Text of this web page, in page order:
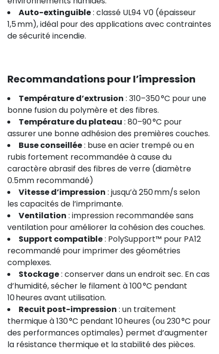
Auto-extinguible: classé UL94 V0 (épaisseur
1,5 mm), idéal pour des applications avec contraintes
de sécurité incendie.
Recommandations pour l’impression
Température d’extrusion : 310–350 °C pour une
bonne fusion du polymère et des fibres.
Température du plateau : 80–90 °C pour
assurer une bonne adhésion des premières couches.
Buse conseillée: buse en acier trempé ou en
rubis fortement recommandée à cause du
caractère abrasif des fibres de verre (diamètre
0.5mm recommandé)
Vitesse d’impression : jusqu’à 250 mm/s selon
les capacités de l’imprimante.
Ventilation : impression recommandée sans
ventilation pour améliorer la cohésion des couches.
Support compatible: PolySupport™ pour PA12
recommandé pour imprimer des géométries
complexes.
Stockage: conserver dans un endroit sec. En cas
d’humidité, sécher le filament à 100 °C pendant
10 heures avant utilisation.
Recuit post-impression : un traitement
thermique à 130 °C pendant 10 heures (ou 230 °C pour
des performances optimales) permet d’augmenter
la résistance thermique et la stabilité des pièces.